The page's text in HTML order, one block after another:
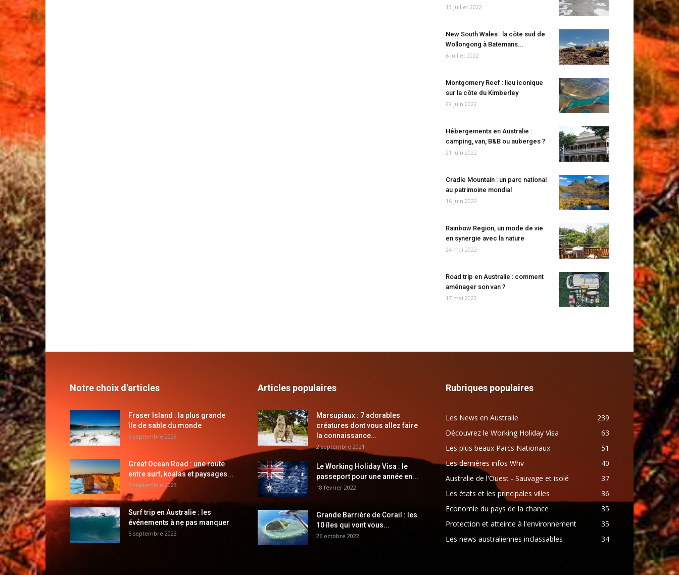
13 juillet 2022
New South Wales : la côte sud de
Wollongong à Batemans...
6 juillet 2022
Montgomery Reef : lieu iconique
sur la côte du Kimberley
29 juin 2022
Hébergements en Australie :
camping, van, B&B ou auberges ?
21 juin 2022
Cradle Mountain : un parc national
au patrimoine mondial
16 juin 2022
Rainbow Region, un mode de vie
en synergie avec la nature
24 mai 2022
Road trip en Australie : comment
aménager son van ?
17 mai 2022
Notre choix d'articles
Fraser Island : la plus grande
île de sable du monde
5 septembre 2023
Great Ocean Road : une route
entre surf, koalas et paysages...
5 septembre 2023
Surf trip en Australie : les
événements à ne pas manquer
5 septembre 2023
Articles populaires
Marsupiaux : 7 adorables
créatures dont vous allez faire
la connaissance...
2 septembre 2021
Le Working Holiday Visa : le
passeport pour une année en...
18 février 2022
Grande Barrière de Corail : les
10 îles qui vont vous...
26 octobre 2022
Rubriques populaires
Les News en Australie
239
Découvrez le Working Holiday Visa
63
Les plus beaux Parcs Nationaux
51
Les dernières infos Whv
40
Australie de l'Ouest - Sauvage et isolé
37
Les états et les principales villes
36
Economie du pays de la chance
35
Protection et atteinte à l'environnement
35
Les news australiennes inclassables
34